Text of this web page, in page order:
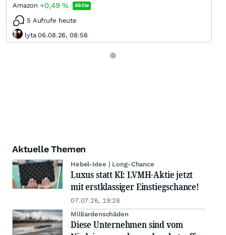
Amazon +0,49% Aktie
5 Aufrufe heute
lyta 06.08.26, 08:56
Aktuelle Themen
Hebel-Idee | Long-Chance
Luxus statt KI: LVMH-Aktie jetzt
mit erstklassiger Einstiegschance!
07.07.26, 19:28
Milliardenschäden
Diese Unternehmen sind vom